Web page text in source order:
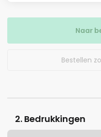
Naar
Bestellen
2. Bedrukkingen